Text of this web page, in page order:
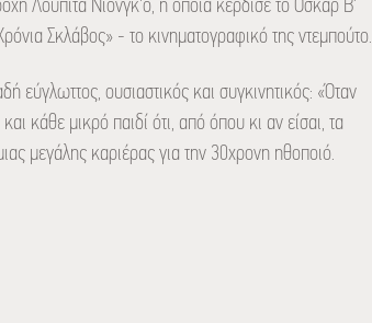
Λουπίτα Νιόνγκ'ο, η οποία κέρδισε το Όσκαρ Β'
Σκλάβος» - το κινηματογραφικό της ντεμπούτο.
εύγλωττος, ουσιαστικός και συγκινητικός: «Όταν
κάθε μικρό παιδί ότι, από όπου κι αν είσαι, τα
μεγάλης καριέρας για την 30χρονη ηθοποιό.